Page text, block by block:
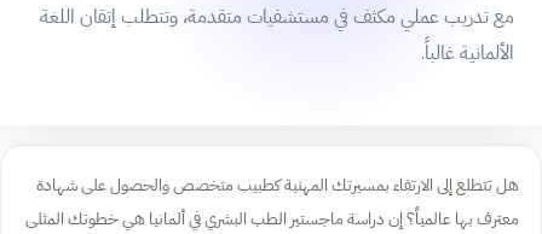
مع تدريب عملي مكثف في مستشفيات متقدمة، وتتطلب إتقان اللغة
الألمانية غالباً.
هل تتطلع إلى الارتقاء بمسيرتك المهنية كطبيب متخصص والحصول على شهادة
معترف بها عالمياً؟ إن دراسة ماجستير الطب البشري في ألمانيا هي خطوتك المثلى